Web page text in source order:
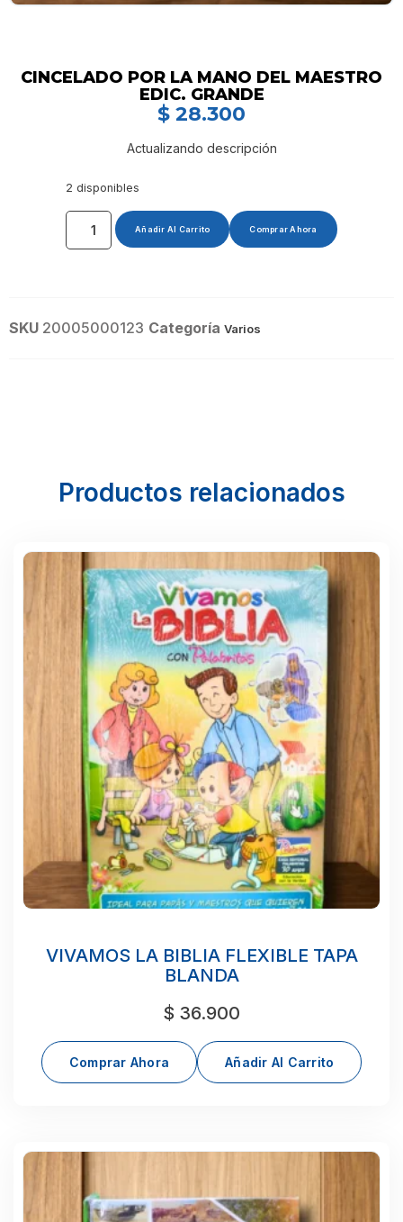
CINCELADO POR LA MANO DEL MAESTRO
EDIC. GRANDE
$ 28.300
Actualizando descripción
2 disponibles
Añadir Al Carrito Comprar Ahora
SKU 20005000123 Categoría Varios
Productos relacionados
VIVAMOS LA BIBLIA FLEXIBLE TAPA
BLANDA
$ 36.900
Comprar Ahora Añadir Al Carrito